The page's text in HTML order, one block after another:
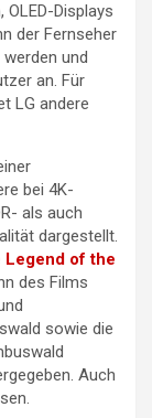
Displays
der Fernseher
und
an. Für
LG andere
bei 4K-
als auch
dargestellt.
Legend of the
des Films
sowie die
Auch